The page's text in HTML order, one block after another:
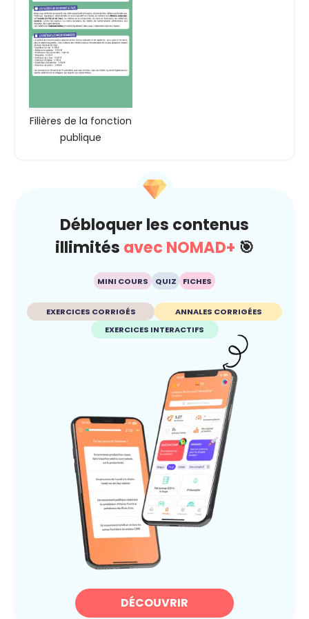
Filières de la fonction
publique
Débloquer les contenus
illimités avec NOMAD+ 🎯
MINI COURS QUIZ FICHES
EXERCICES CORRIGÉS
ANNALES CORRIGÉES
EXERCICES INTERACTIFS
DÉCOUVRIR